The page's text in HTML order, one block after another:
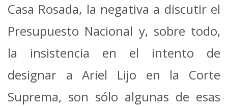
Casa Rosada, la negativa a discutir el
Presupuesto Nacional y, sobre todo,
la insistencia en el intento de
designar a Ariel Lijo en la Corte
Suprema, son sólo algunas de esas